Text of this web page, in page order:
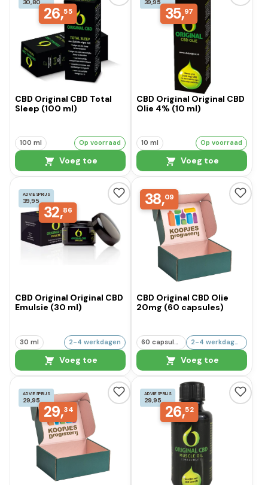
26,55
CBD Original CBD Total
Sleep (100 ml)
100 ml Op voorraad
Voeg toe
35,97
CBD Original Original CBD
Olie 4% (10 ml)
10 ml Op voorraad
Voeg toe
ADVIESPRIJS
39,95
32,86
CBD Original Original CBD
Emulsie (30 ml)
30 ml 2-4 werkdagen
Voeg toe
38,09
CBD Original CBD Olie
20mg (60 capsules)
Voeg toe
ADVIESPRIJS
29,95
29,34
ADVIESPRIJS
29,95
26,52